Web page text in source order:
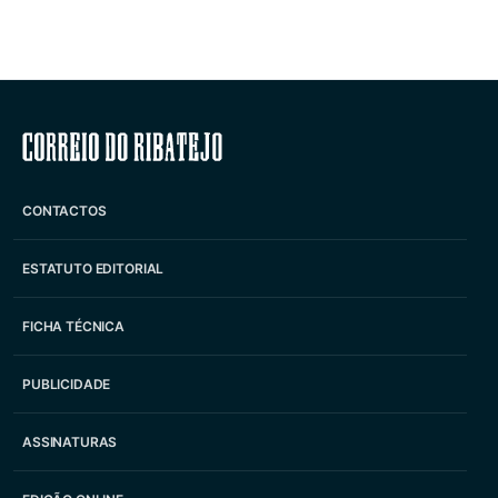
Correio do Ribatejo
CONTACTOS
ESTATUTO EDITORIAL
FICHA TÉCNICA
PUBLICIDADE
ASSINATURAS